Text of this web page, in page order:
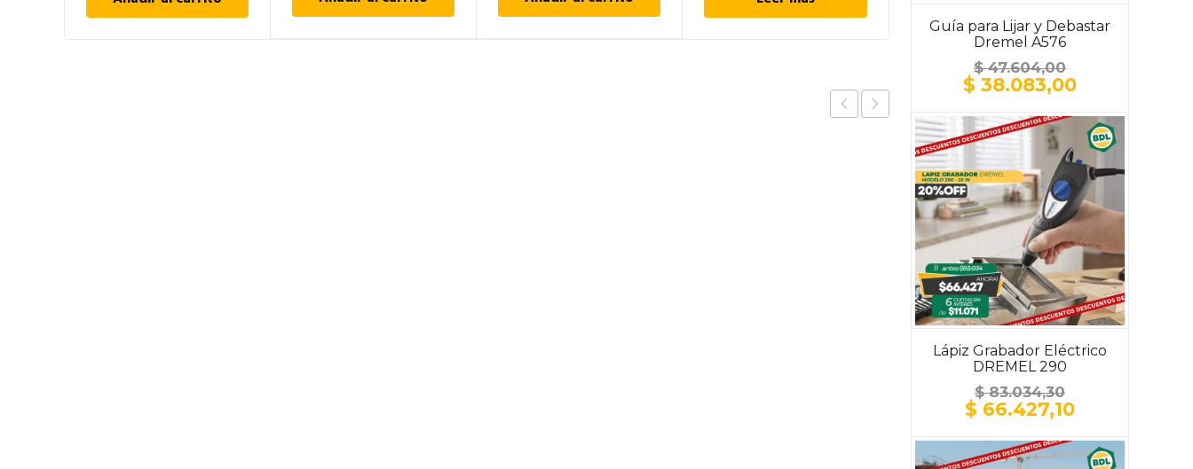
Guía para Lijar y Debastar
Dremel A576
$47.604,00
El
precio
original
era:
$ 47.604,00.
$ 38.083,00El
actual
es:
$
Lápiz Grabador Eléctrico
DREMEL 290
$83.034,30
El
precio
original
era:
$ 66.427,10El
actual
es: